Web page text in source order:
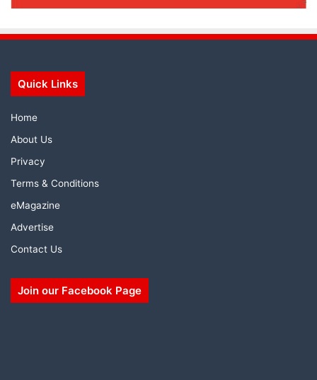
Quick Links
Home
About Us
Privacy
Terms & Conditions
eMagazine
Advertise
Contact Us
Join our Facebook Page